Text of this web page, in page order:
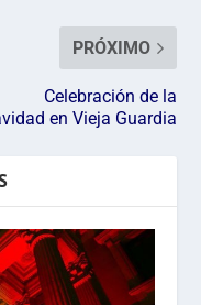
PRÓXIMO
Celebración de la
en Vieja Guardia